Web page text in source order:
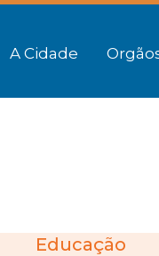
A Cidade
Educação